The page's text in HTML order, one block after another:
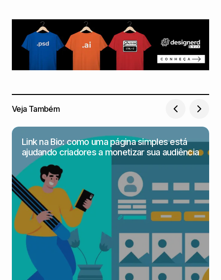
Veja Também
Link na Bio: como uma página simples está
ajudando criadores a monetizar sua audiência